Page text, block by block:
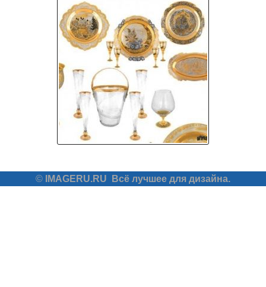
© IMAGERU.RU Всё лучшее для дизайна.